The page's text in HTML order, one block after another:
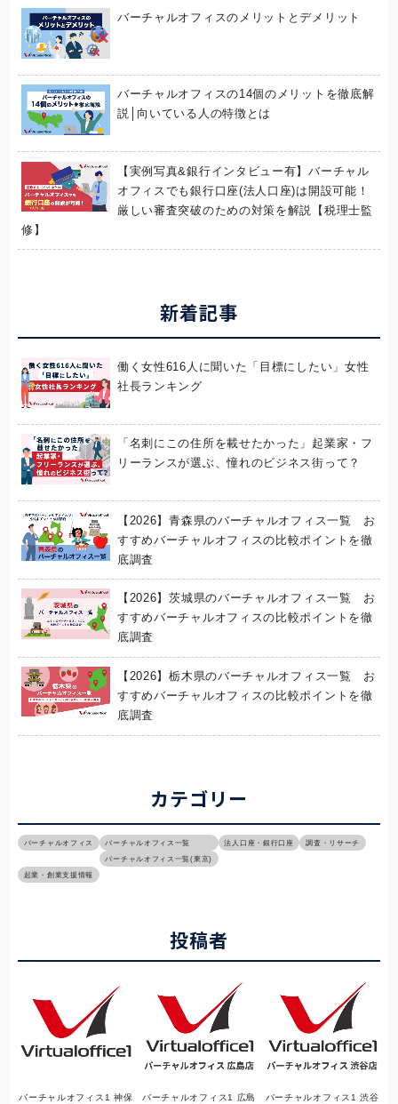
バーチャルオフィスのメリットとデメリット
バーチャルオフィスの14個のメリットを徹底解
説│向いている人の特徴とは
【実例写真&銀行インタビュー有】バーチャル
オフィスでも銀行口座(法人口座)は開設可能！
厳しい審査突破のための対策を解説【税理士監
修】
新着記事
働く女性616人に聞いた「目標にしたい」女性
社長ランキング
「名刺にこの住所を載せたかった」起業家・フ
リーランスが選ぶ、憧れのビジネス街って？
【2026】青森県のバーチャルオフィス一覧 お
すすめバーチャルオフィスの比較ポイントを徹
底調査
【2026】茨城県のバーチャルオフィス一覧 お
すすめバーチャルオフィスの比較ポイントを徹
底調査
【2026】栃木県のバーチャルオフィス一覧 お
すすめバーチャルオフィスの比較ポイントを徹
底調査
カテゴリー
バーチャルオフィス
バーチャルオフィス一覧
バーチャルオフィス一覧(東京)
法人口座・銀行口座 調査・リサーチ
起業・創業支援情報
投稿者
バーチャルオフィス1 神保
バーチャルオフィス1 広島
バーチャルオフィス1 渋谷